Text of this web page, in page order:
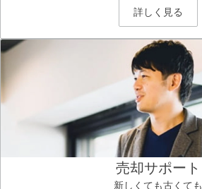
詳しく見る
売却サポート
新しくても古くても